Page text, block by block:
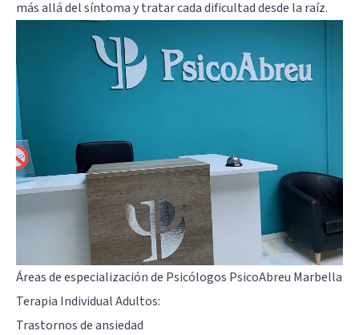
más allá del síntoma y tratar cada dificultad desde la raíz.
Áreas de especialización de Psicólogos PsicoAbreu Marbella
Terapia Individual Adultos:
Trastornos de ansiedad